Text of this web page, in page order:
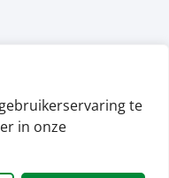
te
in onze